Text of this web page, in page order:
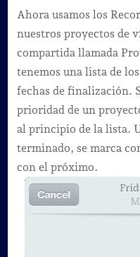
Ahora usamos los
nuestros proyectos de
compartida llamada
tenemos una lista de
fechas de finalización.
prioridad de un
al principio de la lista.
terminado, se marca
con el próximo.